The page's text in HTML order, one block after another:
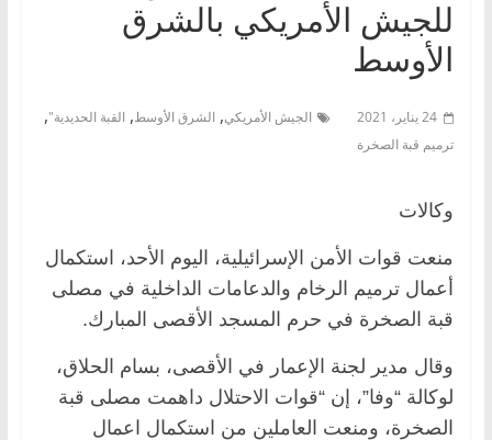
للجيش الأمريكي بالشرق
الأوسط
24 يناير، 2021 الجيش الأمريكي, الشرق الأوسط, القبة الحديدية",
ترميم قبة الصخرة
وكالات
منعت قوات الأمن الإسرائيلية، اليوم الأحد، استكمال
أعمال ترميم الرخام والدعامات الداخلية في مصلى
قبة الصخرة في حرم المسجد الأقصى المبارك.
وقال مدير لجنة الإعمار في الأقصى، بسام الحلاق،
لوكالة “وفا”، إن “قوات الاحتلال داهمت مصلى قبة
الصخرة، ومنعت العاملين من استكمال اعمال